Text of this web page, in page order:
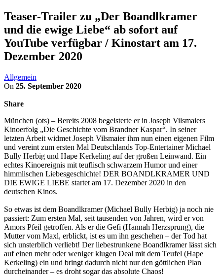
Teaser-Trailer zu „Der Boandlkramer
und die ewige Liebe“ ab sofort auf
YouTube verfügbar / Kinostart am 17.
Dezember 2020
Allgemein
On 25. September 2020
Share
München (ots) – Bereits 2008 begeisterte er in Joseph Vilsmaiers
Kinoerfolg „Die Geschichte vom Brandner Kaspar“. In seiner
letzten Arbeit widmet Joseph Vilsmaier ihm nun einen eigenen Film
und vereint zum ersten Mal Deutschlands Top-Entertainer Michael
Bully Herbig und Hape Kerkeling auf der großen Leinwand. Ein
echtes Kinoereignis mit teuflisch schwarzem Humor und einer
himmlischen Liebesgeschichte! DER BOANDLKRAMER UND
DIE EWIGE LIEBE startet am 17. Dezember 2020 in den
deutschen Kinos.
So etwas ist dem Boandlkramer (Michael Bully Herbig) ja noch nie
passiert: Zum ersten Mal, seit tausenden von Jahren, wird er von
Amors Pfeil getroffen. Als er die Gefi (Hannah Herzsprung), die
Mutter vom Maxl, erblickt, ist es um ihn geschehen – der Tod hat
sich unsterblich verliebt! Der liebestrunkene Boandlkramer lässt sich
auf einen mehr oder weniger klugen Deal mit dem Teufel (Hape
Kerkeling) ein und bringt dadurch nicht nur den göttlichen Plan
durcheinander – es droht sogar das absolute Chaos!